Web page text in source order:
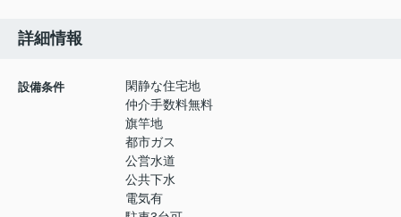
詳細情報
設備条件
閑静な住宅地
仲介手数料無料
旗竿地
都市ガス
公営水道
公共下水
電気有